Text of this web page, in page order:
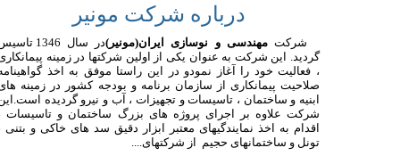
تخصص اجـراي عمليات ساختمـانی و ابنيه
پروژه...
درباره شرکت مونیر
شرکتمهندسی و نوسازی ایران(مونیر)
در سال 1346
گردید. این شرکت به عنوان یکی از اولین شرکتها در زمینه
، فعالیت خود را آغاز نمودو در این راستا موفق به اخذ
صلاحیت پیمانکاری از سازمان برنامه و بودجه کشور در زمینه
ابنیه و ساختمان ، تاسیسات و تجهیزات ، آب و نیرو گردیده
شرکت علاوه بر اجرای پروژه های بزرگ ساختمان و تاسیسات
اقدام به اخذ نمایندگیهای معتبر ابزار دقیق سد های خاکی و بتنی
تونل و ساختمانهای حجیم از شرکتهای....